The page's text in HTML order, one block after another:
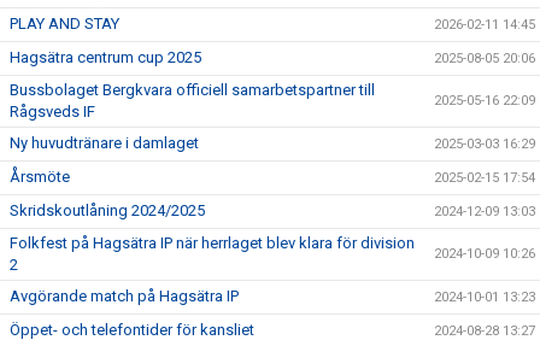
PLAY AND STAY 2026-02-11 14:45
Hagsätra centrum cup 2025 2025-08-05 20:06
Bussbolaget Bergkvara officiell samarbetspartner till
Rågsveds IF
2025-05-16 22:09
Ny huvudtränare i damlaget 2025-03-03 16:29
Årsmöte 2025-02-15 17:54
Skridskoutlåning 2024/2025 2024-12-09 13:03
Folkfest på Hagsätra IP när herrlaget blev klara för division
2
2024-10-09 10:26
Avgörande match på Hagsätra IP 2024-10-01 13:23
Öppet- och telefontider för kansliet 2024-08-28 13:27